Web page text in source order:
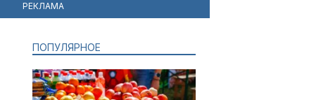
РЕКЛАМА
ПОПУЛЯРНОЕ